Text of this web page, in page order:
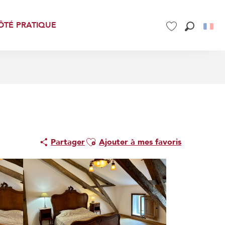
PRATIQUE
PartagerAjouter aux favoris
Ajouter à mes favoris